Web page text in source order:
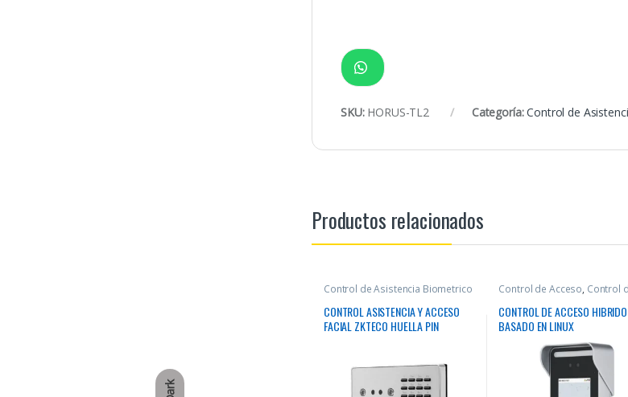
Dark
SKU: HORUS-TL2 Categoría:Control de
Productos relacionados
Control de Asistencia Biometrico
CONTROL ASISTENCIA Y ACCESO
FACIAL ZKTECO HUELLA PIN
Control de Acceso, Control
CONTROL DE ACCESO HIBRIDO
BASADO EN LINUX